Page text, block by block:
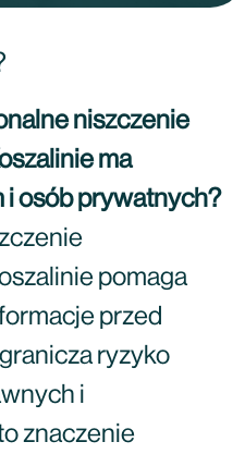
niszczenie
ma
i osób prywatnych?
pomaga
przed
ryzyko
i
znaczenie